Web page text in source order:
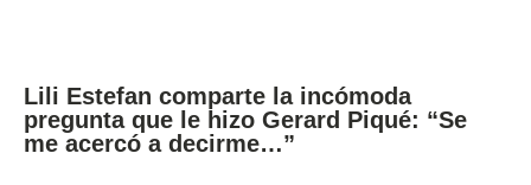
Lili Estefan comparte la incómoda
pregunta que le hizo Gerard Piqué: “Se
me acercó a decirme…”